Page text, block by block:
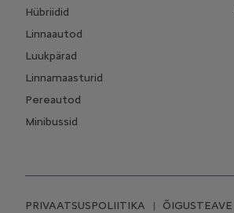
Hübriidid
Linnaautod
Luukpärad
Linnamaasturid
Pereautod
Minibussid
PRIVAATSUSPOLIITIKA ÕIGUSTEAVE